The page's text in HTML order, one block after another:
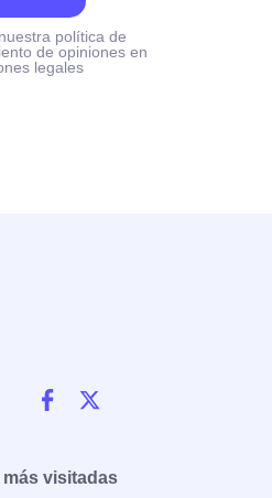
política de
de opiniones en
legales
visitadas